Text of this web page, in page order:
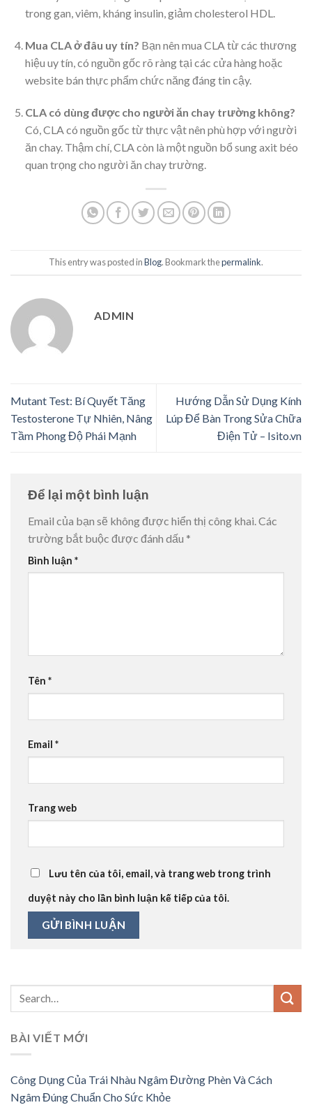
trong gan, viêm, kháng insulin, giảm cholesterol HDL.
Mua CLA ở đâu uy tín? Bạn nên mua CLA từ các thương
hiệu uy tín, có nguồn gốc rõ ràng tại các cửa hàng hoặc
website bán thực phẩm chức năng đáng tin cậy.
CLA có dùng được cho người ăn chay trường không?
Có, CLA có nguồn gốc từ thực vật nên phù hợp với người
ăn chay. Thậm chí, CLA còn là một nguồn bổ sung axit béo
quan trọng cho người ăn chay trường.
This entry was posted inBlog. Bookmark thepermalink.
ADMIN
Mutant Test: Bí Quyết Tăng
Testosterone Tự Nhiên, Nâng
Tầm Phong Độ Phái Mạnh
Hướng Dẫn Sử Dụng Kính
Lúp Để Bàn Trong Sửa Chữa
Điện Tử – Isito.vn
Để lại một bình luận
Email của bạn sẽ không được hiển thị công khai. Các
trường bắt buộc được đánh dấu *
Bình luận *
Tên *
Email *
Trang web
Lưu tên của tôi, email, và trang web trong trình
duyệt này cho lần bình luận kế tiếp của tôi.
BÀI VIẾT MỚI
Công Dụng Của Trái Nhàu Ngâm Đường Phèn Và Cách
Ngâm Đúng Chuẩn Cho Sức Khỏe